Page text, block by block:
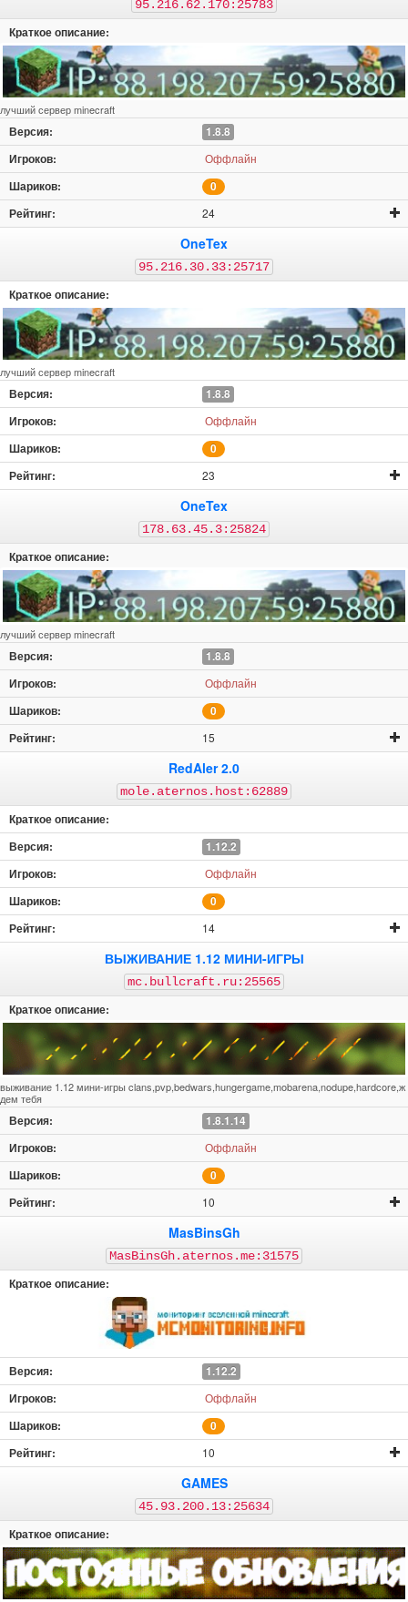
95.216.62.170:25783
лучший сервер minecraft
1.8.8
Оффлайн
0
24
OneTex
95.216.30.33:25717
лучший сервер minecraft
1.8.8
Оффлайн
0
23
OneTex
178.63.45.3:25824
лучший сервер minecraft
1.8.8
Оффлайн
0
15
RedAler 2.0
mole.aternos.host:62889
1.12.2
Оффлайн
0
14
ВЫЖИВАНИЕ 1.12 МИНИ-ИГРЫ
mc.bullcraft.ru:25565
выживание 1.12 мини-игры clans,pvp,bedwars,hungergame,mobarena,nodupe,hardcore,ж
дем тебя
1.8.1.14
Оффлайн
0
10
MasBinsGh
MasBinsGh.aternos.me:31575
1.12.2
Оффлайн
0
10
GAMES
45.93.200.13:25634